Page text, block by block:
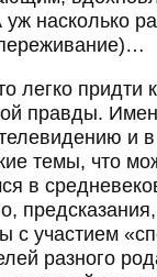
насколько
легко придти
правды.
и в
темы, что
в
с участием
разного